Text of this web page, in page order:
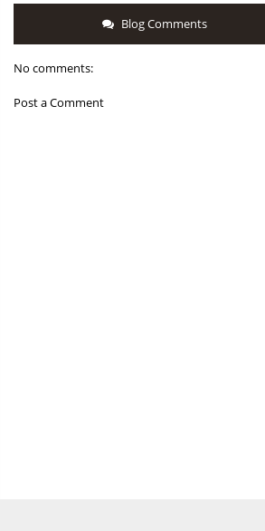
Blog Comments
No comments:
Post a Comment